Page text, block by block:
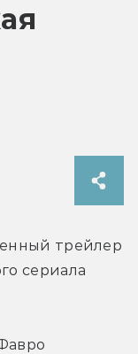
трейлер
сериала